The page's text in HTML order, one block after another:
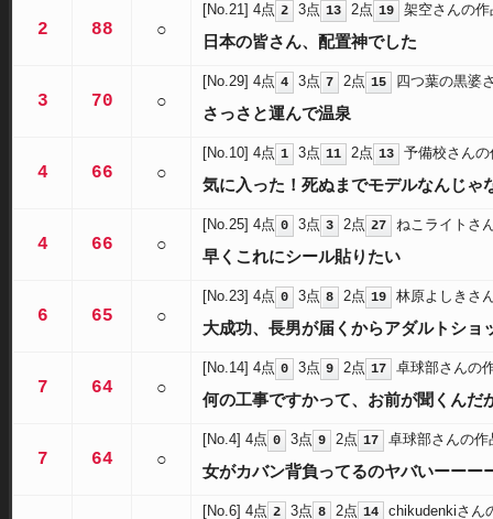
2 88 ○
[No.21] 4点 2 3点 13 2点 19 架空さんの作
日本の皆さん、配置神でした
3 70 ○
[No.29] 4点 4 3点 7 2点 15 四つ葉の黒婆
さっさと運んで温泉
4 66 ○
[No.10] 4点 1 3点 11 2点 13 予備校さんの
気に入った！死ぬまでモデルなんじゃ
4 66 ○
[No.25] 4点 0 3点 3 2点 27 ねこライトさ
早くこれにシール貼りたい
6 65 ○
[No.23] 4点 0 3点 8 2点 19 林原よしきさ
大成功、長男が届くからアダルトショ
7 64 ○
[No.14] 4点 0 3点 9 2点 17 卓球部さんの
何の工事ですかって、お前が聞くんだ
7 64 ○
[No.4] 4点 0 3点 9 2点 17 卓球部さんの作
女がカバン背負ってるのヤバいーーー
[No.6] 4点 2 3点 8 2点 14 chikudenkiさん